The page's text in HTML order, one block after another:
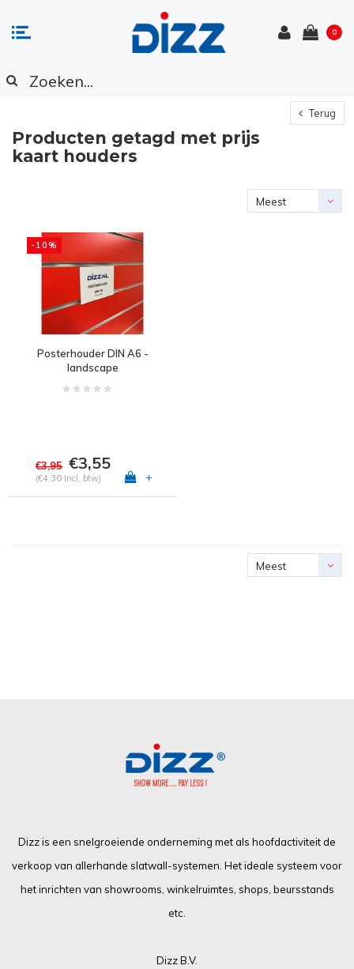
0
Terug
Producten getagd met prijs
kaart houders
Meest
-10%
Posterhouder DIN A6 -
landscape
€3,95 €3,55
(€4,30 Incl. btw) +
Meest
Dizz is een snelgroeiende onderneming met als hoofdactiviteit de
verkoop van allerhande slatwall-systemen. Het ideale systeem voor
het inrichten van showrooms, winkelruimtes, shops, beursstands
etc.
Dizz B.V.